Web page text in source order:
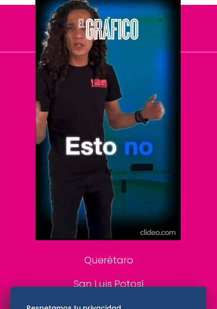
El Universal
Vive USA
Clase
De 10 sports
DeDinero
Confabulario
Aviso Oportuno
Consultas
Querétaro
San Luis Potosí